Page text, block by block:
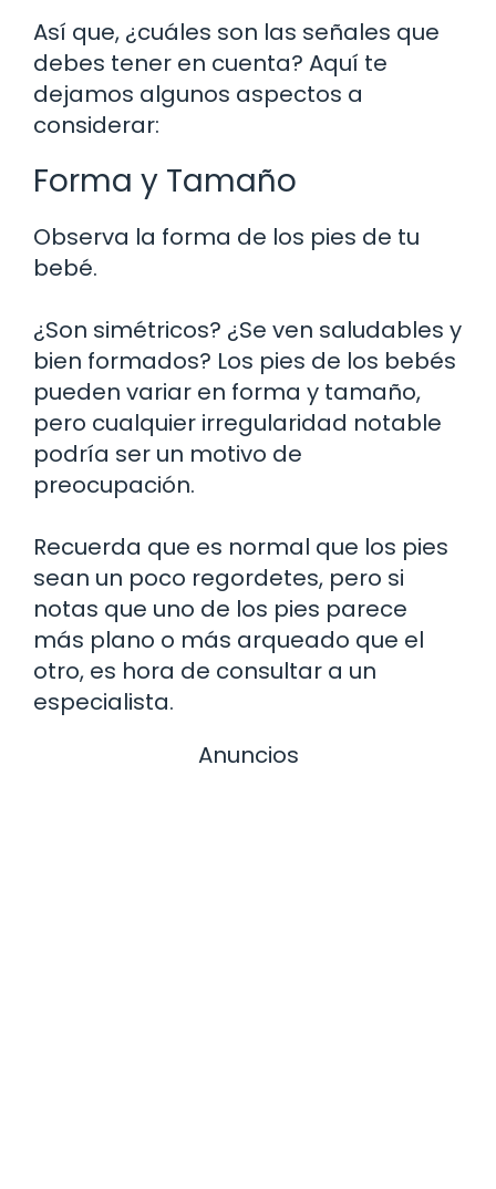
Así que, ¿cuáles son las señales que
debes tener en cuenta? Aquí te
dejamos algunos aspectos a
considerar:
Forma y Tamaño
Observa la forma de los pies de tu
bebé.
¿Son simétricos? ¿Se ven saludables y
bien formados? Los pies de los bebés
pueden variar en forma y tamaño,
pero cualquier irregularidad notable
podría ser un motivo de
preocupación.
Recuerda que es normal que los pies
sean un poco regordetes, pero si
notas que uno de los pies parece
más plano o más arqueado que el
otro, es hora de consultar a un
especialista.
Anuncios